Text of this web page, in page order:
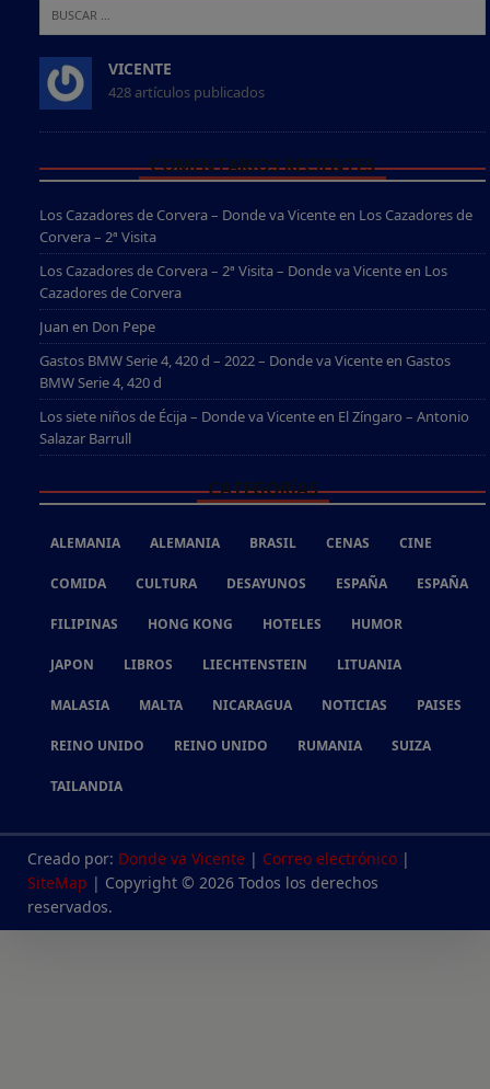
VICENTE
428 artículos publicados
COMENTARIOS RECIENTES
Los Cazadores de Corvera – Donde va Vicenteen Los Cazadores de
Corvera – 2ª Visita
Los Cazadores de Corvera – 2ª Visita – Donde va Vicenteen Los
Cazadores de Corvera
Juan en Don Pepe
Gastos BMW Serie 4, 420 d – 2022 – Donde va Vicenteen Gastos
BMW Serie 4, 420 d
Los siete niños de Écija – Donde va Vicenteen El Zíngaro – Antonio
Salazar Barrull
CATEGORÍAS
ALEMANIA ALEMANIA BRASIL CENAS CINE
COMIDA CULTURA DESAYUNOS ESPAÑA ESPAÑA
FILIPINAS HONG KONG HOTELES HUMOR
JAPON LIBROS LIECHTENSTEIN LITUANIA
MALASIA MALTA NICARAGUA NOTICIAS PAISES
REINO UNIDO REINO UNIDO RUMANIA SUIZA
TAILANDIA
Creado por: Donde va Vicente | Correo electrónico |
SiteMap | Copyright © 2026 Todos los derechos
reservados.